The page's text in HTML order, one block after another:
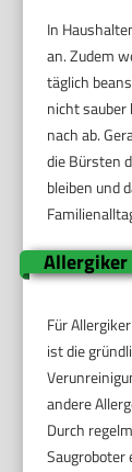
In
an. Zudem
täglich
nicht sauber
nach ab.
die Bürsten
bleiben und
Allergiker
Für
ist die
andere
Durch